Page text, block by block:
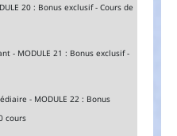
20 : Bonus exclusif - Cours de
- MODULE 21 : Bonus exclusif -
- MODULE 22 : Bonus
cours